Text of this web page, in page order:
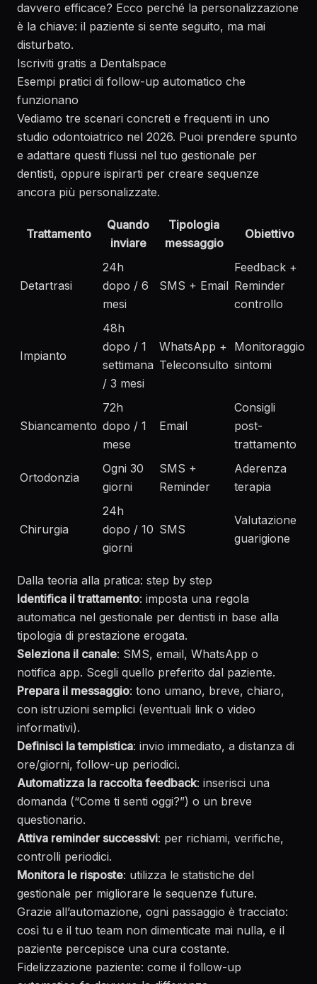
davvero efficace? Ecco perché la personalizzazione
è la chiave: il paziente si sente seguito, ma mai
disturbato.
Iscriviti gratis a Dentalspace
Esempi pratici di follow-up automatico che
funzionano
Vediamo tre scenari concreti e frequenti in uno
studio odontoiatrico nel 2026. Puoi prendere spunto
e adattare questi flussi nel tuo gestionale per
dentisti, oppure ispirarti per creare sequenze
ancora più personalizzate.
Trattamento
Quando
inviare
Tipologia
messaggio
Obiettivo
Detartrasi
24h
dopo / 6
mesi
SMS + Email
Feedback +
Reminder
controllo
Impianto
48h
dopo / 1
settimana
/ 3 mesi
WhatsApp +
Teleconsulto
Monitoraggio
sintomi
Sbiancamento
72h
dopo / 1
mese
Email
Consigli
post-
trattamento
Ortodonzia
Ogni 30
giorni
SMS +
Reminder
Aderenza
terapia
Chirurgia
24h
dopo / 10
giorni
SMS
Valutazione
guarigione
Dalla teoria alla pratica: step by step
Identifica il trattamento: imposta una regola
automatica nel gestionale per dentisti in base alla
tipologia di prestazione erogata.
Seleziona il canale: SMS, email, WhatsApp o
notifica app. Scegli quello preferito dal paziente.
Prepara il messaggio: tono umano, breve, chiaro,
con istruzioni semplici (eventuali link o video
informativi).
Definisci la tempistica: invio immediato, a distanza di
ore/giorni, follow-up periodici.
Automatizza la raccolta feedback: inserisci una
domanda (“Come ti senti oggi?”) o un breve
questionario.
Attiva reminder successivi: per richiami, verifiche,
controlli periodici.
Monitora le risposte: utilizza le statistiche del
gestionale per migliorare le sequenze future.
Grazie all’automazione, ogni passaggio è tracciato:
così tu e il tuo team non dimenticate mai nulla, e il
paziente percepisce una cura costante.
Fidelizzazione paziente: come il follow-up